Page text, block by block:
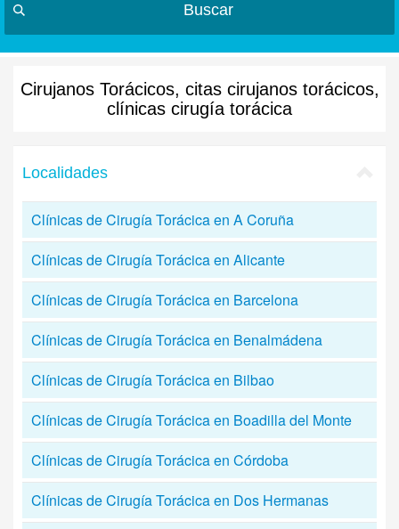
Buscar
Cirujanos Torácicos, citas cirujanos torácicos,
clínicas cirugía torácica
Localidades
Clínicas de Cirugía Torácica en A Coruña
Clínicas de Cirugía Torácica en Alicante
Clínicas de Cirugía Torácica en Barcelona
Clínicas de Cirugía Torácica en Benalmádena
Clínicas de Cirugía Torácica en Bilbao
Clínicas de Cirugía Torácica en Boadilla del Monte
Clínicas de Cirugía Torácica en Córdoba
Clínicas de Cirugía Torácica en Dos Hermanas